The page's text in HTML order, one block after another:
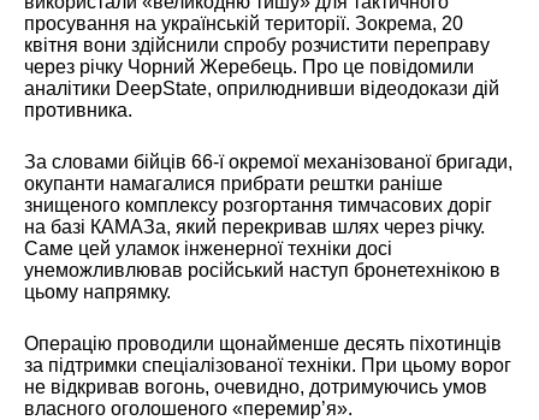
просування на українській території. Зокрема, 20
квітня вони здійснили спробу розчистити переправу
через річку Чорний Жеребець. Про це повідомили
аналітики DeepState, оприлюднивши відеодокази дій
противника.
За словами бійців 66-ї окремої механізованої бригади,
окупанти намагалися прибрати рештки раніше
знищеного комплексу розгортання тимчасових доріг
на базі КАМАЗа, який перекривав шлях через річку.
Саме цей уламок інженерної техніки досі
унеможливлював російський наступ бронетехнікою в
цьому напрямку.
Операцію проводили щонайменше десять піхотинців
за підтримки спеціалізованої техніки. При цьому ворог
не відкривав вогонь, очевидно, дотримуючись умов
власного оголошеного «перемир’я».